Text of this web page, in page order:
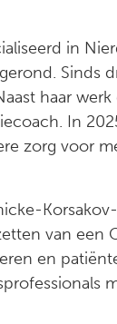
in
Sinds
haar
In
zorg voor
van een
en